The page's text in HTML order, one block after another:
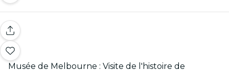
Musée de Melbourne : Visite de l'histoire de